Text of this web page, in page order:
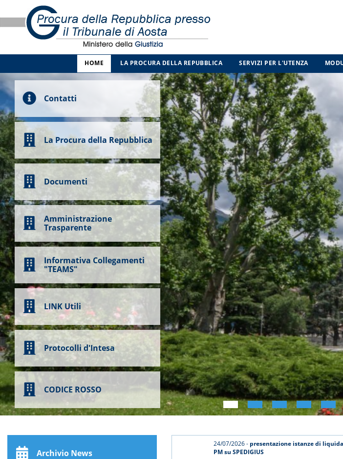
HOME LA PROCURA DELLA REPUBBLICA SERVIZI PER L'UTENZA
Contatti
La Procura della Repubblica
Documenti
Amministrazione
Trasparente
Informativa Collegamenti
"TEAMS"
LINK Utili
Protocolli d'Intesa
CODICE ROSSO
Archivio News
24/07/2026 - presentazione istanze di
PM su SPEDIGIUS